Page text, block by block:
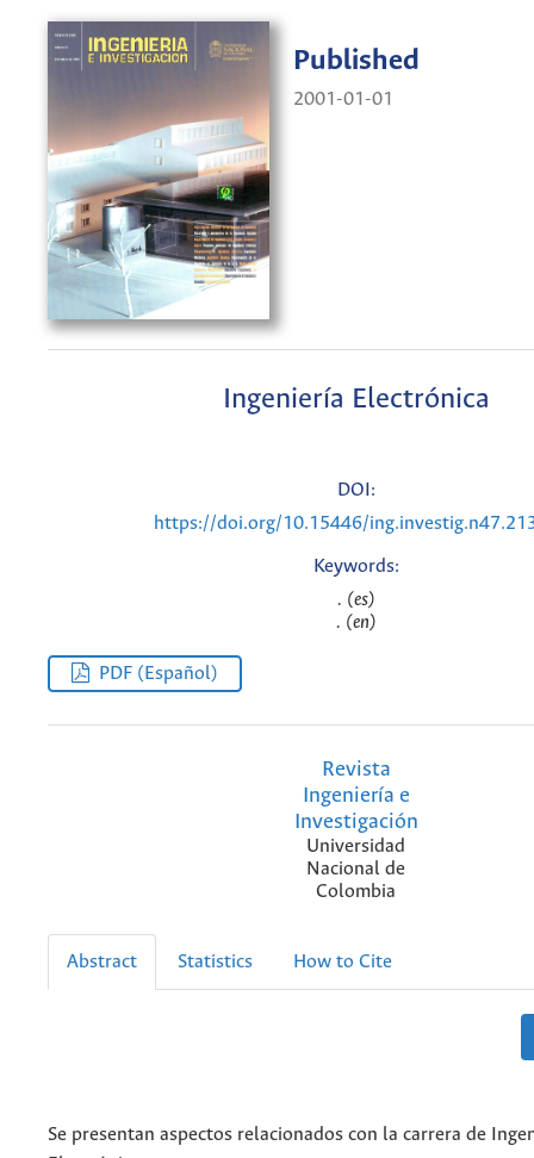
Published
2001-01-01
Ingeniería Electrónica
DOI:
https://doi.org/10.15446/
Keywords:
. (es)
. (en)
PDF (Español)
Revista
Ingeniería e
Investigación
Universidad
Nacional de
Colombia
Abstract Statistics How to Cite
Se presentan aspectos relacionados con la carrera de